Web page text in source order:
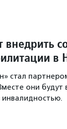
в
стал
они